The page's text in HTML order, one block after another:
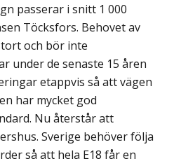
passerar i snitt 1 000
Töcksfors. Behovet av
och bör inte
under de senaste 15 åren
etappvis så att vägen
har mycket god
Nu återstår att
Sverige behöver följa
så att hela E18 får en